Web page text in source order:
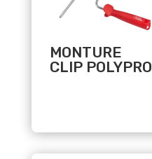
MONTURE
CLIP POLYPRO